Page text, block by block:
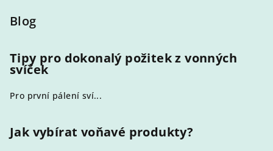
Blog
Tipy pro dokonalý požitek z vonných
svíček
Pro první pálení sví...
Jak vybírat voňavé produkty?